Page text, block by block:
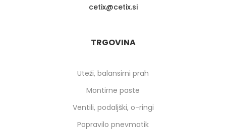
cetix
cetix.si
TRGOVINA
Uteži, balansirni prah
Montirne paste
Ventili, podaljški, o-ringi
Popravilo pnevmatik